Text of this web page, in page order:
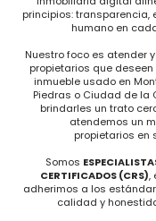
principios: transparencia,
humano en
Nuestro foco es atender
propietarios que
inmueble usado en
Piedras o Ciudad de la
brindarles un trato
atendemos un
propietarios en
​Somos
CERTIFICADOS (CRS),
adherimos a los
calidad y